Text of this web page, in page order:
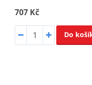
707 Kč
Do